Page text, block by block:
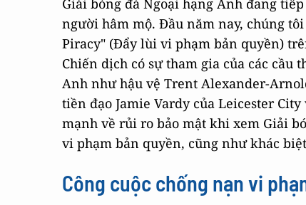
Giải bóng đá Ngoại hạng Anh đang
người hâm mộ. Đầu năm nay, chúng
Piracy" (Đẩy lùi vi phạm bản quyền)
Chiến dịch có sự tham gia của các cầu
Anh như hậu vệ Trent Alexander-
tiền đạo Jamie Vardy của Leicester
mạnh về rủi ro bảo mật khi xem Giải
vi phạm bản quyền, cũng như khác
Công cuộc chống nạn vi